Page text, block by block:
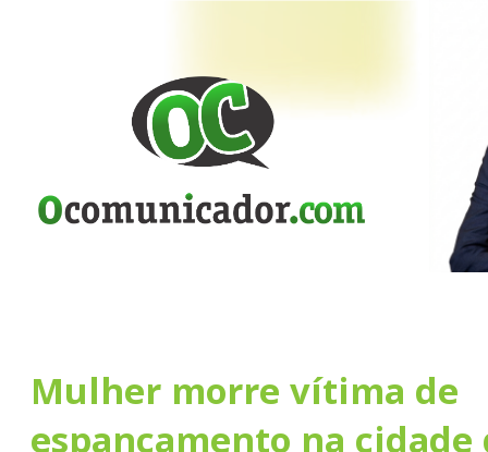
Mulher morre vítima de
espancamento na cidade